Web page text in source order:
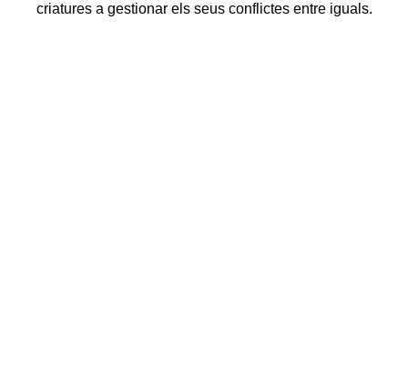
criatures a gestionar els seus conflictes entre iguals.